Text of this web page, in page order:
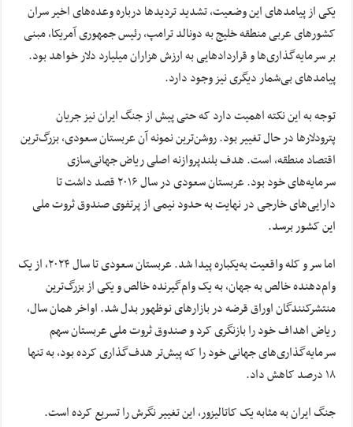
یکی از پیامدهای این وضعیت، تشدید تردیدها درباره وعده‌های اخیر سران
کشورهای عربی منطقه خلیج به دونالد ترامپ، رئیس‌ جمهوری آمریکا، مبنی
بر سرمایه‌گذاری‌ها و قراردادهایی به ارزش هزاران میلیارد دلار خواهد بود.
پیامدهای بی‌شمار دیگری نیز وجود دارد.
توجه به این نکته اهمیت دارد که حتی پیش از جنگ ایران نیز جریان
پترودلارها در حال تغییر بود. روشن‌ترین نمونه آن عربستان سعودی، بزرگ‌ترین
اقتصاد منطقه، است. هدف بلندپروازنه اصلی ریاض جهانی‌سازی
سرمایه‌های خود بود. عربستان سعودی در سال ۲۰۱۶ قصد داشت تا
دارایی‌های خارجی در نهایت به حدود نیمی از پرتفوی صندوق ثروت ملی‌
این کشور برسد.
اما سر و کله واقعیت به‌یکباره پیدا شد. عربستان سعودی تا سال ۲۰۲۴، از یک
وام‌دهنده خالص به جهان، به یک وام‌گیرنده خالص و یکی از بزرگ‌ترین
منتشرکنندگان اوراق قرضه در بازارهای نوظهور بدل شد. اواخر همان سال،
ریاض اهداف خود را بازنگری کرد و صندوق ثروت ملی عربستان سهم
سرمایه‌گذاری‌های جهانی خود را که پیش‌تر هدف‌گذاری کرده بود، به تنها
۱۸ درصد کاهش داد.
جنگ ایران به مثابه یک کاتالیزور، این تغییر نگرش را تسریع کرده است.